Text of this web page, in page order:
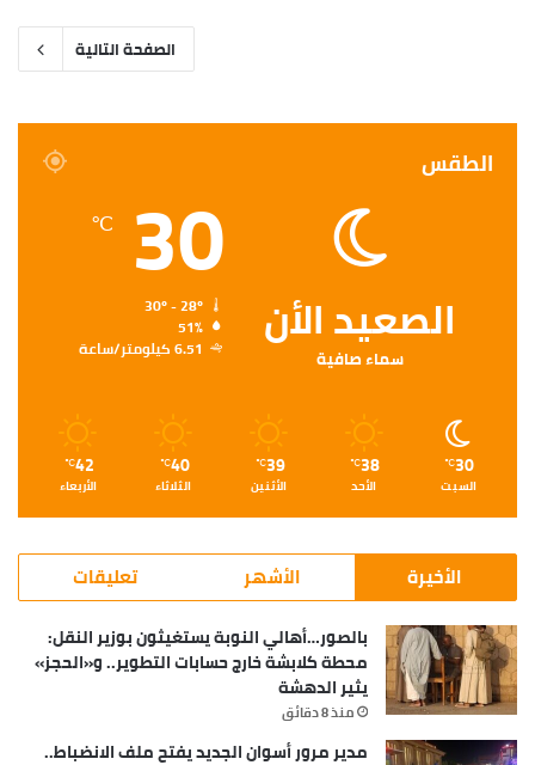
الصفحة التالية
الطقس
الصعيد الأن
سماء صافية
30
℃
51%
6.51 كيلومتر/ساعة
30
℃
السبت
38
℃
الأحد
39
℃
الأثنين
40
℃
الثلاثاء
42
℃
الأربعاء
الأخيرة الأشهر تعليقات
بالصور…أهالي النوبة يستغيثون بوزير النقل:
محطة كلابشة خارج حسابات التطوير.. و«الحجز»
يثير الدهشة
منذ 8 دقائق
مدير مرور أسوان الجديد يفتح ملف الانضباط..